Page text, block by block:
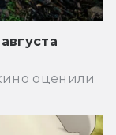
оценили